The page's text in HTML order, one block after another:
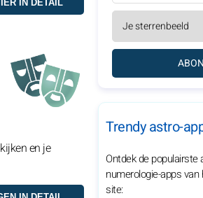
en je
Trendy astro-
Ontdek de populairste
numerologie-apps
site: